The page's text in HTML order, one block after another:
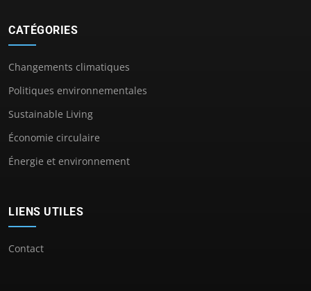
CATÉGORIES
Changements climatiques
Politiques environnementales
Sustainable Living
Économie circulaire
Énergie et environnement
LIENS UTILES
Contact